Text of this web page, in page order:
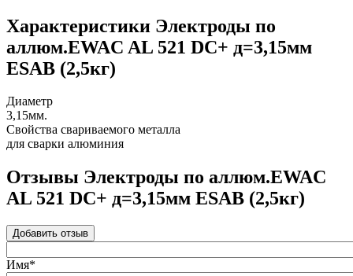
Характеристики Электроды по
аллюм.EWAC AL 521 DC+ д=3,15мм
ESAB (2,5кг)
Диаметр
3,15мм.
Свойства свариваемого металла
для сварки алюминия
Отзывы Электроды по аллюм.EWAC
AL 521 DC+ д=3,15мм ESAB (2,5кг)
Добавить отзыв
Имя*